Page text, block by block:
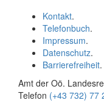
Kontakt.
Telefonbuch.
Impressum.
Datenschutz.
Barrierefreiheit.
Amt der Oö.
Telefon (+43 732) 77